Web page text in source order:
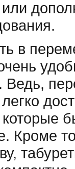
в
Ведь,
Кроме